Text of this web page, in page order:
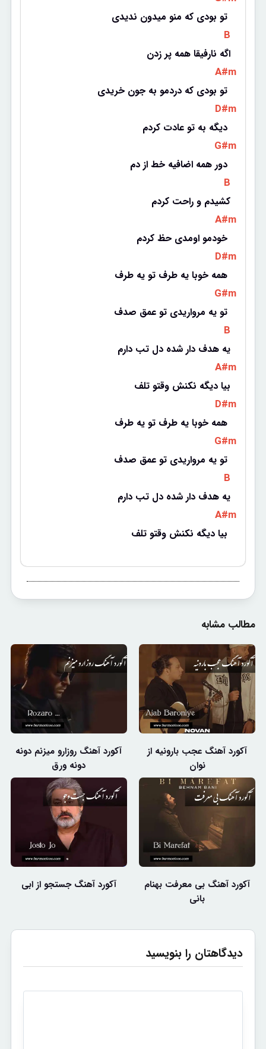
تو بودی که منو میدون ندیدی
B
اگه نارفیقا همه پر زدن
A#m
تو بودی که دردمو به جون خریدی
D#m
دیگه به تو عادت کردم
G#m
دور همه اضافیه خط از دم
B
کشیدم و راحت کردم
A#m
خودمو اومدی حظ کردم
D#m
همه خوبا یه طرف تو یه طرف
G#m
تو یه مرواریدی تو عمق صدف
B
یه هدف دار شده دل تب دارم
A#m
بیا دیگه نکنش وقتو تلف
D#m
همه خوبا یه طرف تو یه طرف
G#m
تو یه مرواریدی تو عمق صدف
B
یه هدف دار شده دل تب دارم
A#m
مطالب مشابه
آکورد آهنگ عجب بارونیه از
نوان
آکورد آهنگ روزارو میزنم دونه
دونه ورق
آکورد آهنگ بی معرفت بهنام
بانی
آکورد آهنگ جستجو از ابی
دیدگاهتان را بنویسید